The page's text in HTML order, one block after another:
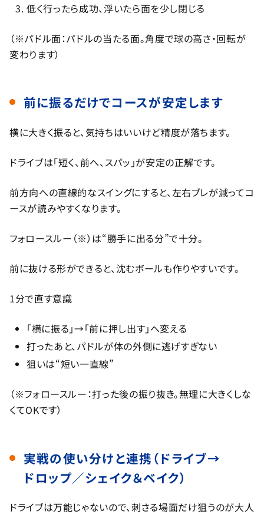
低く行ったら成功、浮いたら面を少し閉じる
（※パドル面：パドルの当たる面。角度で球の高さ・回転が
変わります）
前に振るだけでコースが安定します
横に大きく振ると、気持ちはいいけど精度が落ちます。
ドライブは「短く、前へ、スパッ」が安定の正解です。
前方向への直線的なスイングにすると、左右ブレが減ってコ
ースが読みやすくなります。
フォロースルー（※）は“勝手に出る分”で十分。
前に抜ける形ができると、沈むボールも作りやすいです。
1分で直す意識
「横に振る」→「前に押し出す」へ変える
打ったあと、パドルが体の外側に逃げすぎない
狙いは“短い一直線”
（※フォロースルー：打った後の振り抜き。無理に大きくしな
くてOKです）
実戦の使い分けと連携（ドライブ→
ドロップ／シェイク＆ベイク）
ドライブは万能じゃないので、刺さる場面だけ狙うのが大人